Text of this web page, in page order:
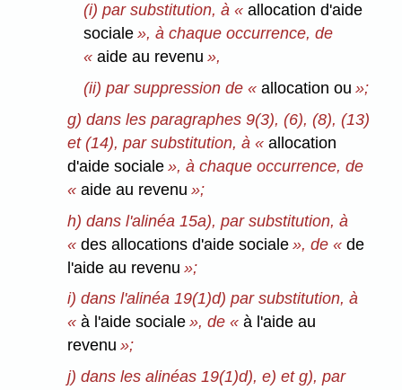
(i) par substitution, à « allocation d'aide
sociale», à chaque occurrence, de
« aide au revenu »,
(ii) par suppression de « allocation ou »;
g) dans les paragraphes 9(3), (6), (8), (13)
et (14), par substitution, à «allocation
d'aide sociale », à chaque occurrence, de
«aide au revenu »;
h) dans l'alinéa 15a), par substitution, à
«des allocations d'aide sociale », de «de
l'aide au revenu »;
i) dans l'alinéa 19(1)d) par substitution, à
«à l'aide sociale », de «à l'aide au
revenu »;
j) dans les alinéas 19(1)d), e) et g), par